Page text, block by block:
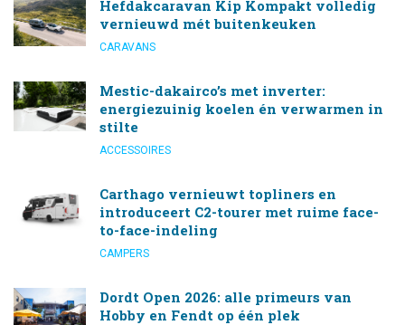
Hefdakcaravan Kip Kompakt volledig
vernieuwd mét buitenkeuken
CARAVANS
Mestic-dakairco’s met inverter:
energiezuinig koelen én verwarmen in
stilte
ACCESSOIRES
Carthago vernieuwt topliners en
introduceert C2-tourer met ruime face-
to-face-indeling
CAMPERS
Dordt Open 2026: alle primeurs van
Hobby en Fendt op één plek